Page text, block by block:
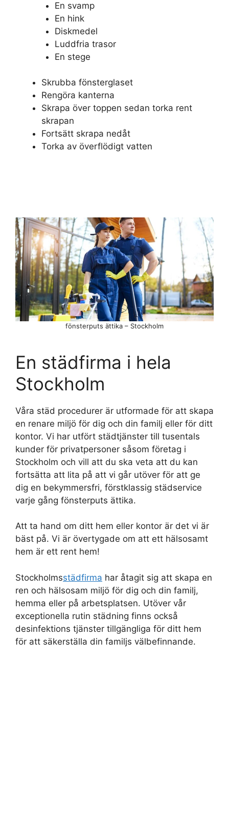
En svamp
En hink
Diskmedel
Luddfria trasor
En stege
Skrubba fönsterglaset
Rengöra kanterna
Skrapa över toppen sedan torka rent
skrapan
Fortsätt skrapa nedåt
Torka av överflödigt vatten
En städfirma i hela
Stockholm
Våra städ procedurer är utformade för att skapa
en renare miljö för dig och din familj eller för ditt
kontor. Vi har utfört städtjänster till tusentals
kunder för privatpersoner såsom företag i
Stockholm och vill att du ska veta att du kan
fortsätta att lita på att vi går utöver för att ge
dig en bekymmersfri, förstklassig städservice
varje gång fönsterputs ättika.
Att ta hand om ditt hem eller kontor är det vi är
bäst på. Vi är övertygade om att ett hälsosamt
hem är ett rent hem!
Stockholmsstädfirma har åtagit sig att skapa en
ren och hälsosam miljö för dig och din familj,
hemma eller på arbetsplatsen. Utöver vår
exceptionella rutin städning finns också
desinfektions tjänster tillgängliga för ditt hem
för att säkerställa din familjs välbefinnande.
fönsterputs ättika – Stockholm